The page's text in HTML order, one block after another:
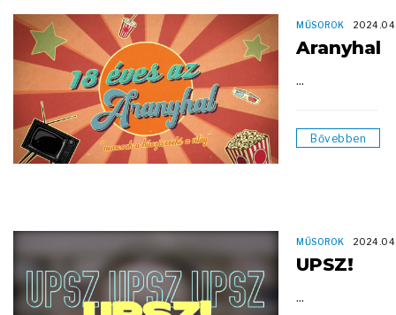
MŰSOROK
Aranyhal
...
Bővebben
MŰSOROK
UPSZ!
...